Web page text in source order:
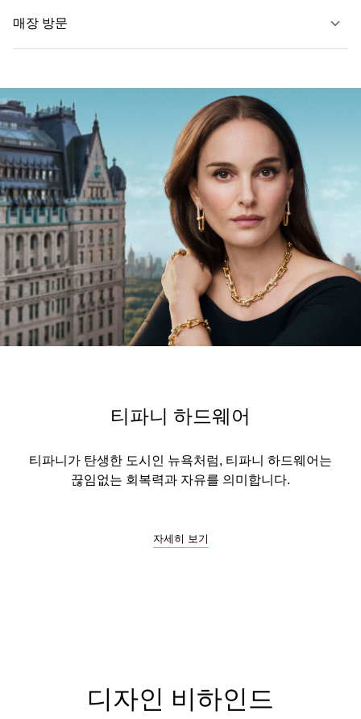
자세히 보기
매장 방문
가까운 매장 찾기
티파니 하드웨어
티파니가 탄생한 도시인 뉴욕처럼, 티파니 하드웨어는
끊임없는 회복력과 자유를 의미합니다.
자세히 보기
디자인 비하인드